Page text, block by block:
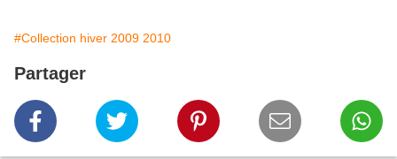
#Collection hiver 2009 2010
Partager